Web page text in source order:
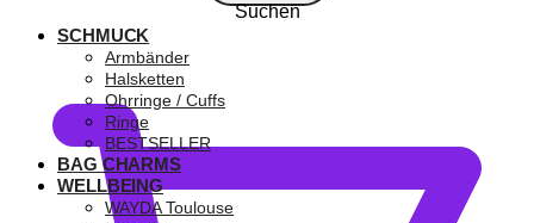
Suchen
SCHMUCK
Armbänder
Halsketten
Ohrringe / Cuffs
Ringe
BESTSELLER
BAG CHARMS
WELLBEING
WAYDA Toulouse